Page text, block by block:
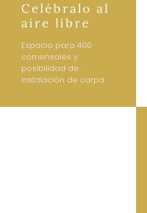
Celébralo al
aire libre
Espacio para 400
comensales y
posibilidad de
instalación de carpa.